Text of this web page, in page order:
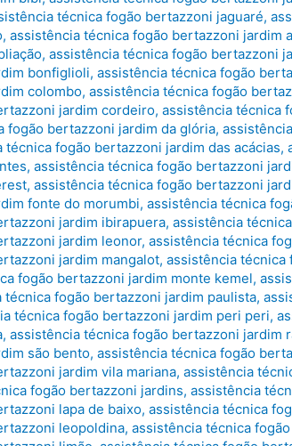
técnica fogão bertazzoni jaguaré,
, assistência técnica fogão bertazzoni jardim
, assistência técnica fogão bertazzoni
bonfiglioli, assistência técnica fogão
colombo, assistência técnica fogão
jardim cordeiro, assistência técnica
fogão bertazzoni jardim da glória,
técnica fogão bertazzoni jardim das acácias,
, assistência técnica fogão bertazzoni
, assistência técnica fogão bertazzoni
fonte do morumbi, assistência técnica
jardim ibirapuera, assistência
jardim leonor, assistência técnica
jardim mangalot, assistência técnica
fogão bertazzoni jardim monte kemel,
técnica fogão bertazzoni jardim paulista,
técnica fogão bertazzoni jardim peri peri,
, assistência técnica fogão bertazzoni jardim
são bento, assistência técnica fogão
jardim vila mariana, assistência
fogão bertazzoni jardins, assistência
lapa de baixo, assistência técnica
leopoldina, assistência técnica